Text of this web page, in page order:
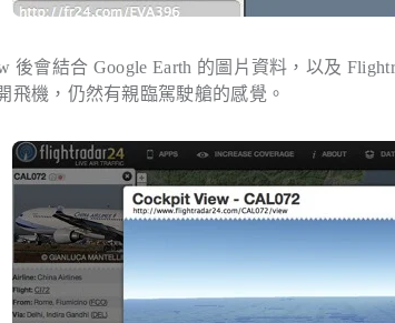
後會結合 Google Earth 的圖片資料，以及
飛機，仍然有親臨駕駛艙的感覺。